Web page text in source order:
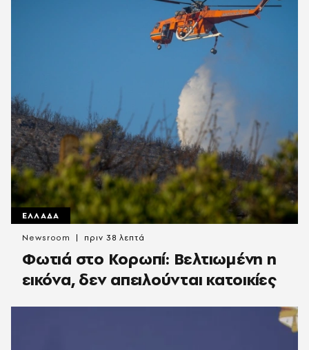
ΕΛΛΑΔΑ
Φωτιά στο Κορωπί: Βελτιωμένη η
εικόνα, δεν απειλούνται κατοικίες
Newsroom πριν 38 λεπτά